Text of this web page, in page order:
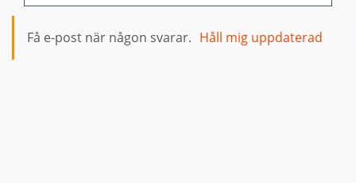
Få e-post när någon svarar. Håll mig uppdaterad